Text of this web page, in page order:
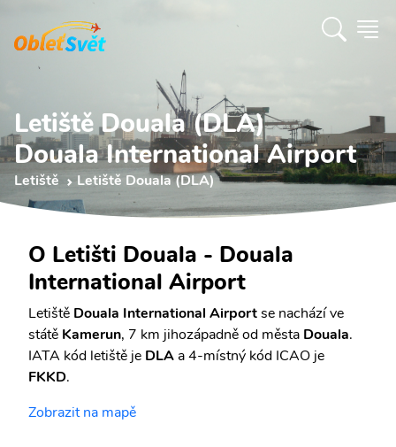
Letiště Douala (DLA)
Douala International Airport
Letiště Letiště Douala (DLA)
O Letišti Douala - Douala
International Airport
Letiště Douala International Airportse nachází ve
státě Kamerun, 7 km jihozápadně od města Douala.
IATA kód letiště je DLA a 4-místný kód ICAO je
FKKD.
Zobrazit na mapě